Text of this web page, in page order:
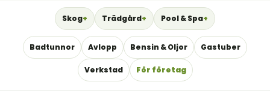
Skog Trädgård Pool & Spa
Badtunnor Avlopp Bensin & Oljor Gastuber
Verkstad För företag